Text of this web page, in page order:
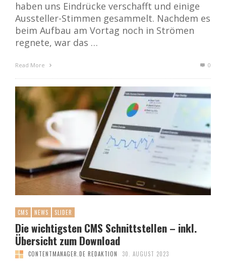
haben uns Eindrücke verschafft und einige
Aussteller-Stimmen gesammelt. Nachdem es
beim Aufbau am Vortag noch in Strömen
regnete, war das …
Read More 0
CMS NEWS SLIDER
Die wichtigsten CMS Schnittstellen – inkl.
Übersicht zum Download
CONTENTMANAGER.DE REDAKTION 30. AUGUST 2023